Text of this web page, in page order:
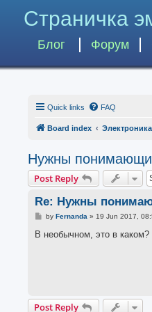
Страничка
Блог Форум
Quick links FAQ
Board index Электроника
Нужны
Post Reply
Re: Нужны
P
s
by Fernanda » 19 Jun 2017,
В необычном, это в каком?
Post Reply